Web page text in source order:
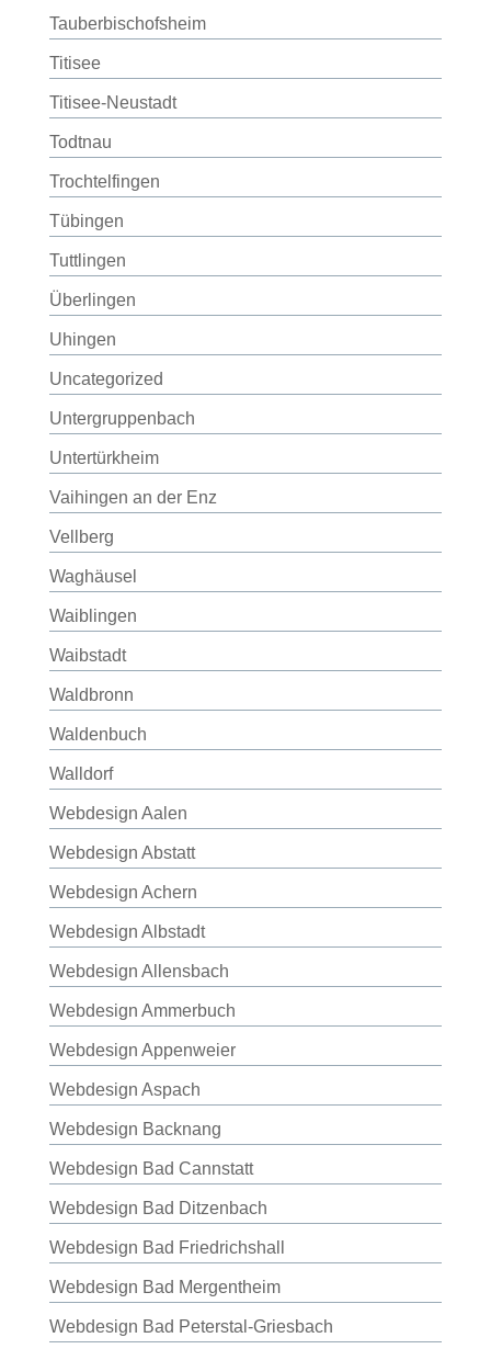
Tauberbischofsheim
Titisee
Titisee-Neustadt
Todtnau
Trochtelfingen
Tübingen
Tuttlingen
Überlingen
Uhingen
Uncategorized
Untergruppenbach
Untertürkheim
Vaihingen an der Enz
Vellberg
Waghäusel
Waiblingen
Waibstadt
Waldbronn
Waldenbuch
Walldorf
Webdesign Aalen
Webdesign Abstatt
Webdesign Achern
Webdesign Albstadt
Webdesign Allensbach
Webdesign Ammerbuch
Webdesign Appenweier
Webdesign Aspach
Webdesign Backnang
Webdesign Bad Cannstatt
Webdesign Bad Ditzenbach
Webdesign Bad Friedrichshall
Webdesign Bad Mergentheim
Webdesign Bad Peterstal-Griesbach